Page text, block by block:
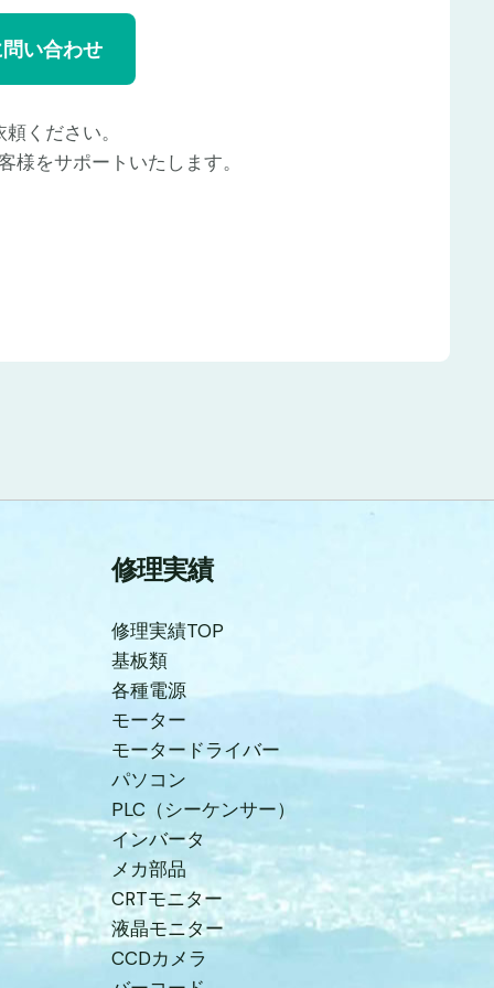
い合わせ
ください。
をサポートいたします。
修理実績
修理実績TOP
基板類
各種電源
モーター
モータードライバー
パソコン
PLC（シーケンサー）
インバータ
メカ部品
CRTモニター
液晶モニター
CCDカメラ